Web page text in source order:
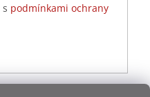
podmínkami ochrany